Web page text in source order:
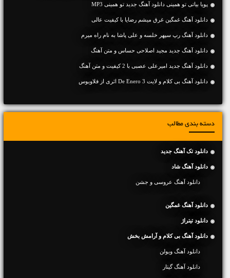
پویا بیاتی تو همینی دانلود آهنگ جدید تو همینی MP3
دانلود آهنگ غمگین غرق میشم رضایا با کیفیت عالی
دانلود آهنگ رپ سپهر خلسه و علی پاشا به نام راه میرم
دانلود آهنگ جديد مجید اصلاحی حساس و متن آهنگ
دانلود آهنگ جديد امیرعلی عصبی با 2 کیفیت و متن آهنگ
دانلود آهنگ بی کلام و لایت 3 De Enero اثری از فلاویوس
دسته بندی مطالب
دانلود تک آهنگ جدید
دانلود آهنگ شاد
دانلود آهنگ عروسی و جشن
دانلود آهنگ غمگین
دانلود تیتراژ
دانلود آهنگ بی کلام و آرامش بخش
دانلود آهنگ ویولن
دانلود آهنگ گیتار